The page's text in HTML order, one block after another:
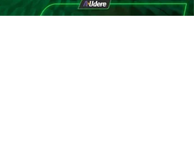
informações da sua licença, garantindo o correto
gerenciamento da proteção e evitando